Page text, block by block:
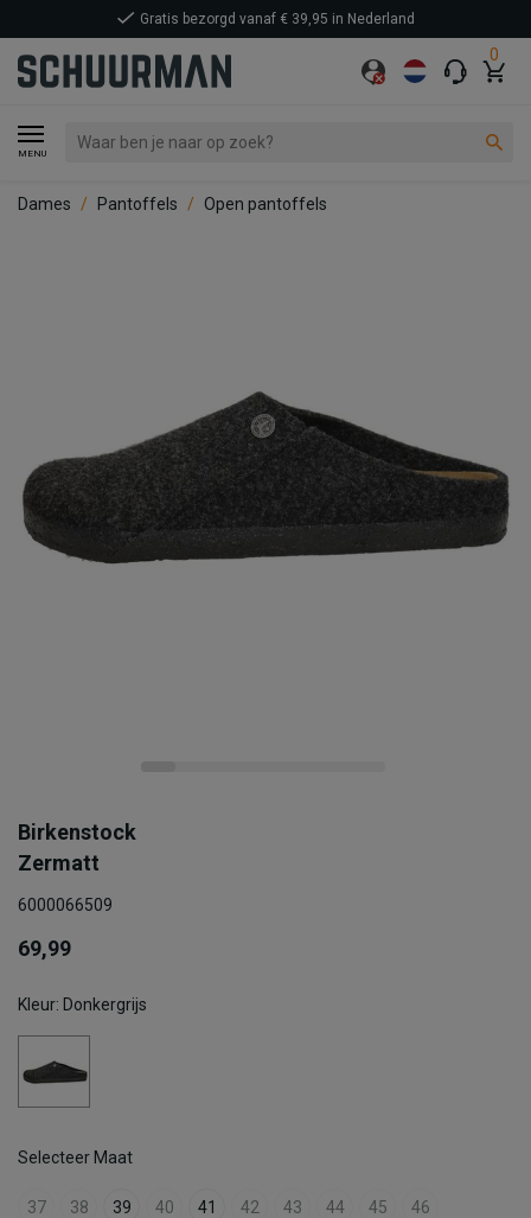
0
MENU
Gratis bezorgd vanaf € 39,95 in Nederland
Dames Pantoffels Open pantoffels
Birkenstock
Zermatt
6000066509
69,99
Kleur: Donkergrijs
Selecteer Maat
37 38 39 40 41 42 43 44 45 46